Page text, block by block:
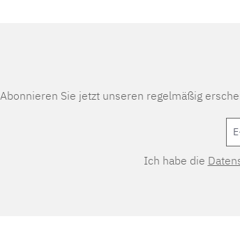
Abonnieren Sie jetzt unseren regelmäßig
Ich habe die